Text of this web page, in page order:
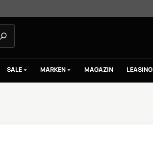
SALE MARKEN MAGAZIN LEASING